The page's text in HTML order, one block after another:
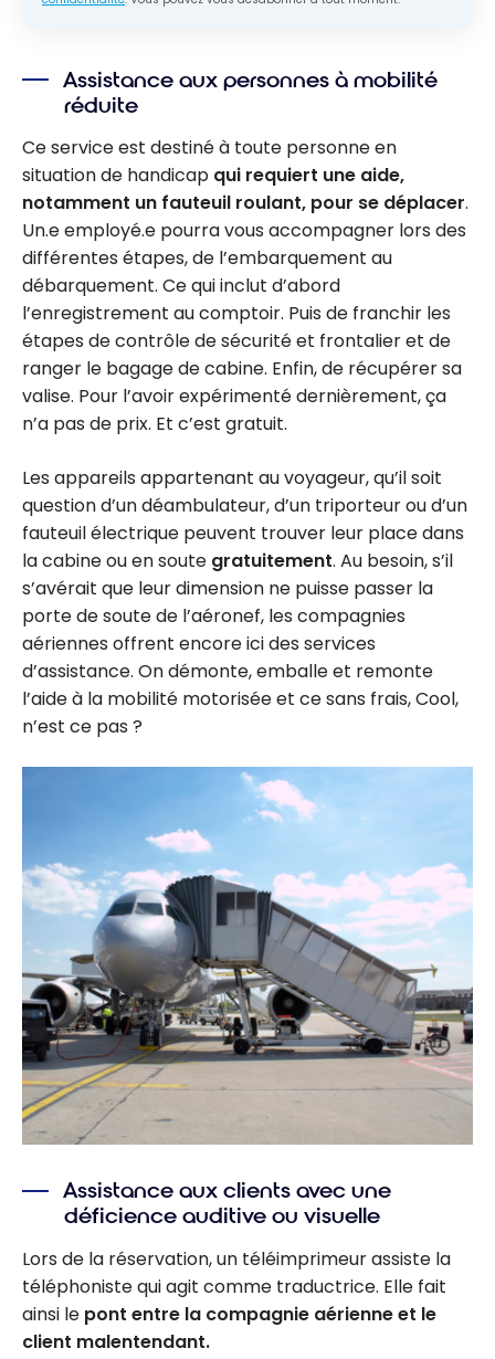
Assistance aux personnes à mobilité
réduite
Ce service est destiné à toute personne en
situation de handicap qui requiert une aide,
notamment un fauteuil roulant, pour se déplacer.
Un.e employé.e pourra vous accompagner lors des
différentes étapes, de l’embarquement au
débarquement. Ce qui inclut d’abord
l’enregistrement au comptoir. Puis de franchir les
étapes de contrôle de sécurité et frontalier et de
ranger le bagage de cabine. Enfin, de récupérer sa
valise. Pour l’avoir expérimenté dernièrement, ça
n’a pas de prix. Et c’est gratuit.
Les appareils appartenant au voyageur, qu’il soit
question d’un déambulateur, d’un triporteur ou d’un
fauteuil électrique peuvent trouver leur place dans
la cabine ou en soute gratuitement. Au besoin, s’il
s’avérait que leur dimension ne puisse passer la
porte de soute de l’aéronef, les compagnies
aériennes offrent encore ici des services
d’assistance. On démonte, emballe et remonte
l’aide à la mobilité motorisée et ce sans frais, Cool,
n’est ce pas ?
Assistance aux clients avec une
déficience auditive ou visuelle
Lors de la réservation, un téléimprimeur assiste la
téléphoniste qui agit comme traductrice. Elle fait
ainsi le pont entre la compagnie aérienne et le
client malentendant.